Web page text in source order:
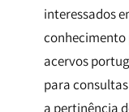
interessados
conhecimento
acervos
para
a pertinência